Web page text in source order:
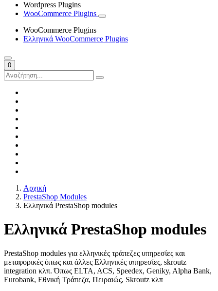
Wordpress Plugins
WooCommerce Plugins
WooCommerce Plugins
Ελληνικά WooCommerce Plugins
0
Αρχική
PrestaShop Modules
Ελληνικά PrestaShop modules
Ελληνικά PrestaShop modules
PrestaShop modules για ελληνικές τράπεζες υπηρεσίες και
μεταφορικές όπως και άλλες Ελληνικές υπηρεσίες, skroutz
integration κλπ. Όπως ELTA, ACS, Speedex, Geniky, Alpha Bank,
Eurobank, Εθνική Τράπεζα, Πειραιώς, Skroutz κλπ